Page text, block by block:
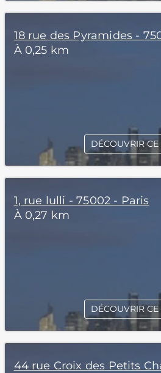
18 rue des Pyramides -
À 0,25 km
DÉCOUVRIR CE
1, rue lulli - 75002 - Paris
À 0,27 km
DÉCOUVRIR CE
44 rue Croix des Petits